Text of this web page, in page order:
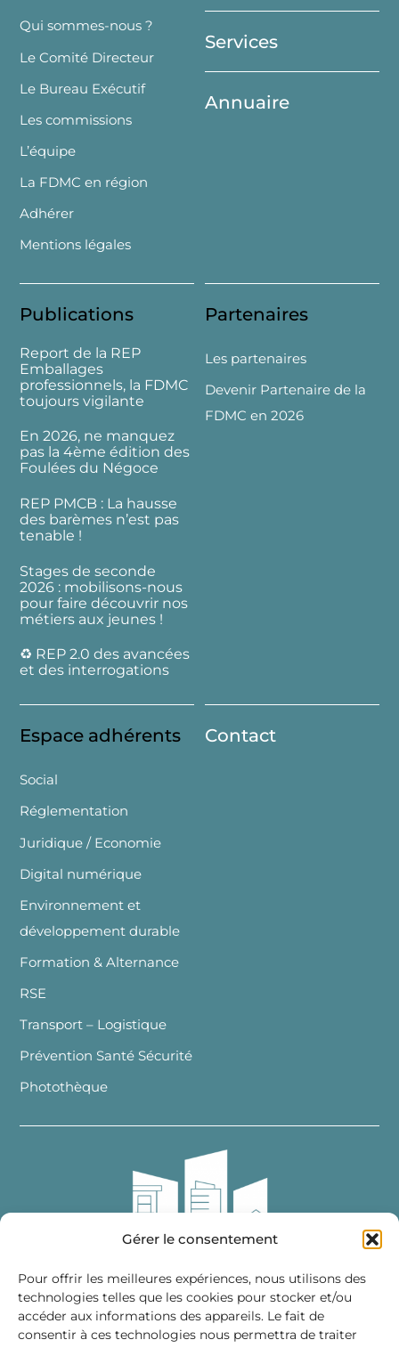
Gérer le consentement
Pour offrir les meilleures expériences, nous utilisons des
technologies telles que les cookies pour stocker et/ou
accéder aux informations des appareils. Le fait de
consentir à ces technologies nous permettra de traiter
Top
Qui sommes-nous ?
Le Comité Directeur
Le Bureau Exécutif
Les commissions
L’équipe
La FDMC en région
Adhérer
Mentions légales
Services
Annuaire
Publications
Report de la REP
Emballages
professionnels, la FDMC
toujours vigilante
En 2026, ne manquez
pas la 4ème édition des
Foulées du Négoce
REP PMCB : La hausse
des barèmes n’est pas
tenable !
Stages de seconde
2026 : mobilisons-nous
pour faire découvrir nos
métiers aux jeunes !
♻️ REP 2.0 des avancées
et des interrogations
Partenaires
Les partenaires
Devenir Partenaire de la
FDMC en 2026
Espace adhérents
Social
Réglementation
Juridique / Economie
Digital numérique
Environnement et
développement durable
Formation & Alternance
RSE
Transport – Logistique
Prévention Santé Sécurité
Photothèque
Contact
Fédération des Distributeurs
de Matériaux de Construction